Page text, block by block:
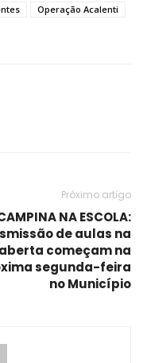
Operação Acalenti
Próximo artigo
NA ESCOLA:
de aulas na
começam na
segunda-feira
no Município